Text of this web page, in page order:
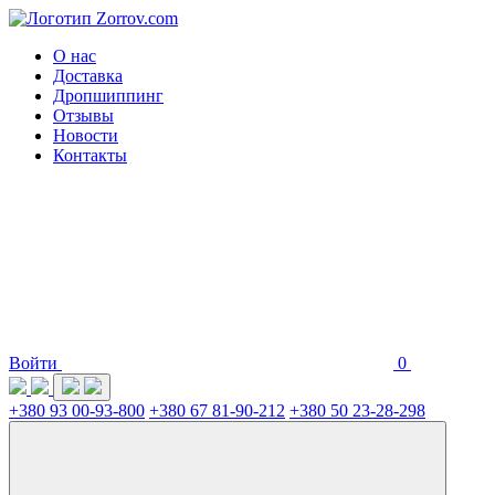
О нас
Доставка
Дропшиппинг
Отзывы
Новости
Контакты
Войти 0
+380 93 00-93-800 +380 67 81-90-212 +380 50 23-28-298